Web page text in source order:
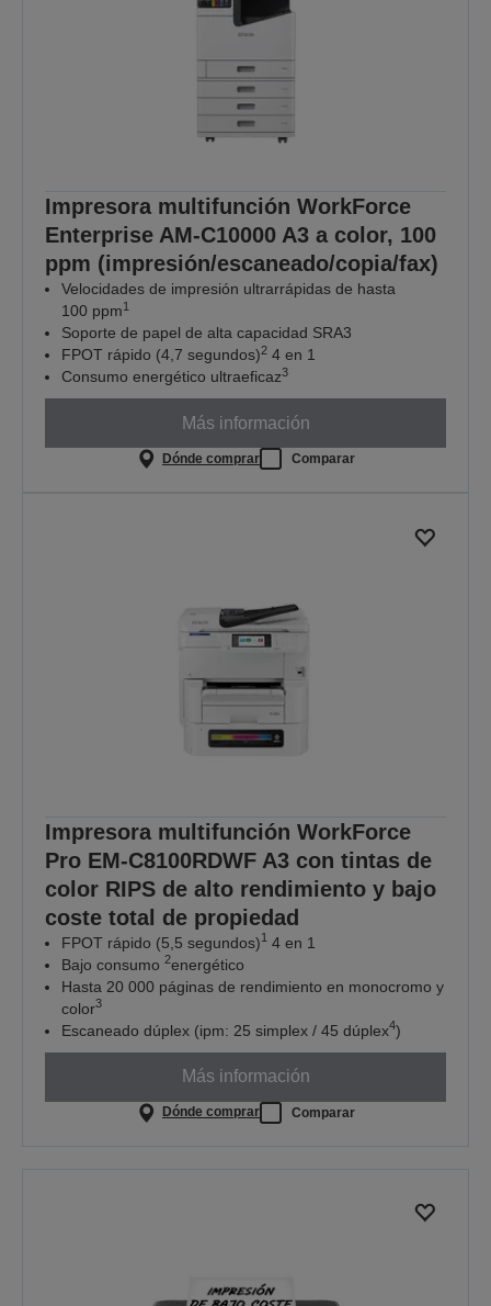
Impresora multifunción WorkForce
Enterprise AM-C10000 A3 a color, 100
ppm (impresión/escaneado/copia/fax)
Velocidades de impresión ultrarrápidas de hasta
100 ppm1
Soporte de papel de alta capacidad SRA3
FPOT rápido (4,7 segundos)2 4 en 1
Consumo energético ultraeficaz3
Más información
Dónde comprar Comparar
Impresora multifunción WorkForce
Pro EM-C8100RDWF A3 con tintas de
color RIPS de alto rendimiento y bajo
coste total de propiedad
FPOT rápido (5,5 segundos)1 4 en 1
Bajo consumo 2energético
Hasta 20 000 páginas de rendimiento en monocromo y
color3
Escaneado dúplex (ipm: 25 simplex / 45 dúplex4)
Más información
Dónde comprar Comparar